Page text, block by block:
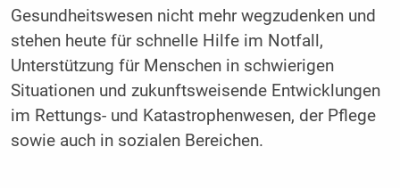
Gesundheitswesen nicht mehr wegzudenken und
stehen heute für schnelle Hilfe im Notfall,
Unterstützung für Menschen in schwierigen
Situationen und zukunftsweisende Entwicklungen
im Rettungs- und Katastrophenwesen, der Pflege
sowie auch in sozialen Bereichen.